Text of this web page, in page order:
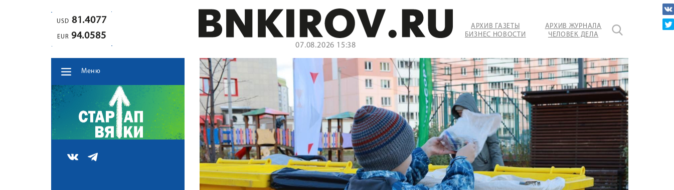
USD 81.4077
EUR 94.0585
07.08.2026 15:38
АРХИВ ГАЗЕТЫ
БИЗНЕС НОВОСТИ
АРХИВ ЖУРНАЛА
ЧЕЛОВЕК ДЕЛА
Меню